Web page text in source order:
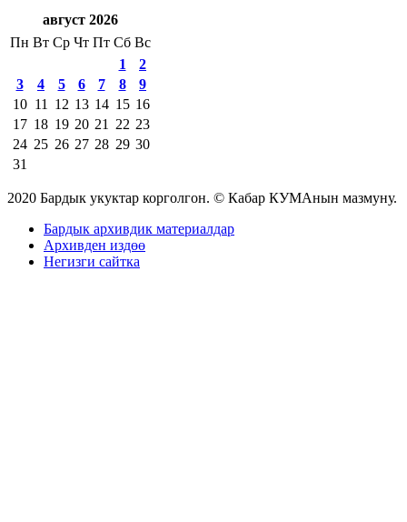
август 2026
Пн Вт Ср Чт Пт Сб Вс
1
2
3
4 5 6 7 8
9
10 11 12 13 14 15 16
17 18 19 20 21 22 23
24 25 26 27 28 29 30
31
2020 Бардык укуктар корголгон. © Кабар КУМАнын мазмуну.
Бардык архивдик материалдар
Архивден издөө
Негизги сайтка